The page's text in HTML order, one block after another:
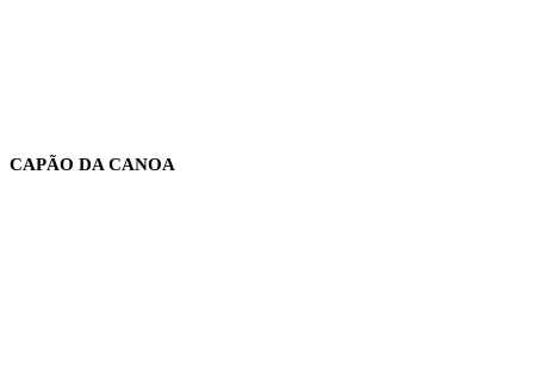
CAPÃO DA CANOA